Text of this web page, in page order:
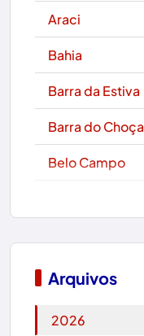
Araci
Bahia
Barra da Estiva
Barra do Choça
Belo Campo
Boquira
Arquivos
2026